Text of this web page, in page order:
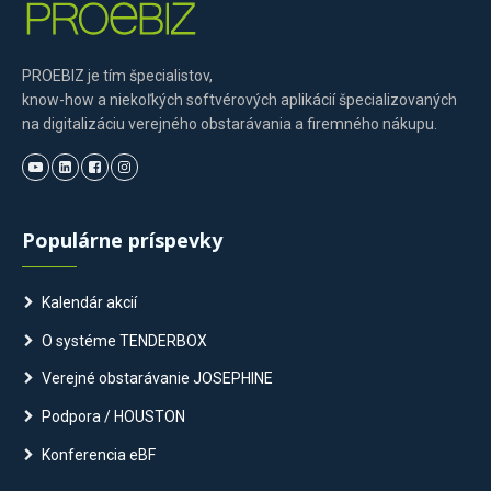
PROEBIZ je tím špecialistov,
know-how a niekoľkých softvérových aplikácií špecializovaných
na digitalizáciu verejného obstarávania a firemného nákupu.
Populárne príspevky
Kalendár akcií
O systéme TENDERBOX
Verejné obstarávanie JOSEPHINE
Podpora / HOUSTON
Konferencia eBF